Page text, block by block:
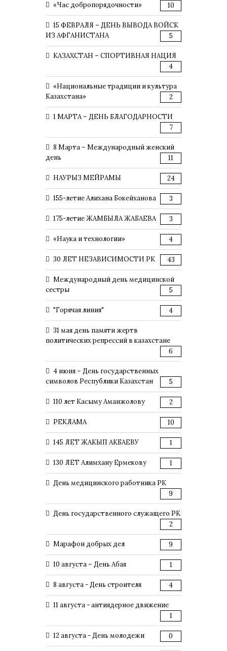
«Час добропорядочности» 10
15 ФЕВРАЛЯ – ДЕНЬ ВЫВОДА ВОЙСК
ИЗ АФГАНИСТАНА
5
КАЗАХСТАН – СПОРТИВНАЯ НАЦИЯ
4
«Национальные традиции и культура
Казахстана»
2
1 МАРТА – ДЕНЬ БЛАГОДАРНОСТИ
7
8 Марта – Международный женский
день
11
НАУРЫЗ МЕЙРАМЫ 24
155-летие Алихана Бокейханова 3
175-летие ЖАМБЫЛА ЖАБАЕВА 3
«Наука и технологии» 4
30 ЛЕТ НЕЗАВИСИМОСТИ РК 43
Международный день медицинской
сестры
5
"Горячая линия" 4
31 мая день памяти жертв
политических репрессий в казахстане
6
4 июня – День государственных
символов Республики Казахстан
5
110 лет Касыму Аманжолову 2
РЕКЛАМА 10
145 ЛЕТ ЖАКЫП АКБАЕВУ 1
130 ЛЕТ Алимхану Ермекову 1
День медицинского работника РК
9
День государственного служащего РК
2
Марафон добрых дел 9
10 августа – День Абая 1
8 августа - День строителя 4
11 августа - антиядерное движение
1
12 августа - День молодежи 0